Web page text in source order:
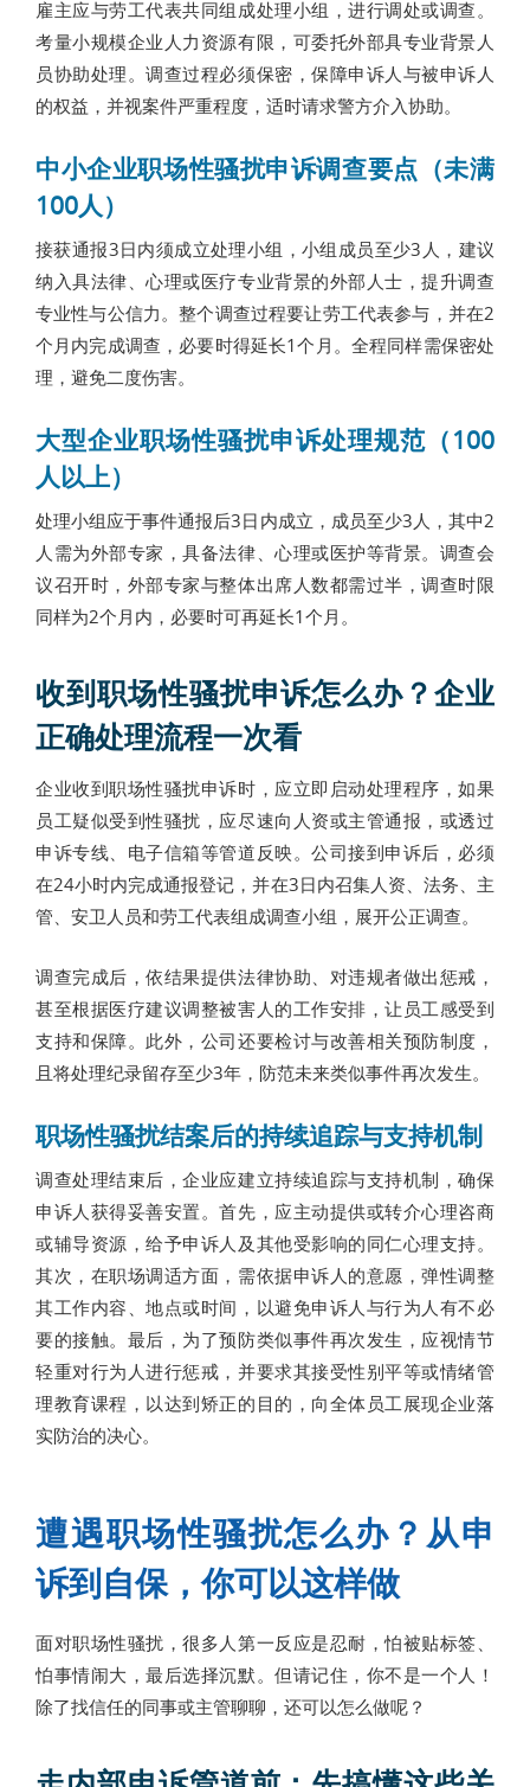
雇主应与劳工代表共同组成处理小组，进行调处或调查。
考量小规模企业人力资源有限，可委托外部具专业背景人
员协助处理。调查过程必须保密，保障申诉人与被申诉人
的权益，并视案件严重程度，适时请求警方介入协助。
中小企业职场性骚扰申诉调查要点（未满
100人）
接获通报3日内须成立处理小组，小组成员至少3人，建议
纳入具法律、心理或医疗专业背景的外部人士，提升调查
专业性与公信力。整个调查过程要让劳工代表参与，并在2
个月内完成调查，必要时得延长1个月。全程同样需保密处
理，避免二度伤害。
大型企业职场性骚扰申诉处理规范（100
人以上）
处理小组应于事件通报后3日内成立，成员至少3人，其中2
人需为外部专家，具备法律、心理或医护等背景。调查会
议召开时，外部专家与整体出席人数都需过半，调查时限
同样为2个月内，必要时可再延长1个月。
收到职场性骚扰申诉怎么办？企业
正确处理流程一次看
企业收到职场性骚扰申诉时，应立即启动处理程序，如果
员工疑似受到性骚扰，应尽速向人资或主管通报，或透过
申诉专线、电子信箱等管道反映。公司接到申诉后，必须
在24小时内完成通报登记，并在3日内召集人资、法务、主
管、安卫人员和劳工代表组成调查小组，展开公正调查。
调查完成后，依结果提供法律协助、对违规者做出惩戒，
甚至根据医疗建议调整被害人的工作安排，让员工感受到
支持和保障。此外，公司还要检讨与改善相关预防制度，
且将处理纪录留存至少3年，防范未来类似事件再次发生。
职场性骚扰结案后的持续追踪与支持机制
调查处理结束后，企业应建立持续追踪与支持机制，确保
申诉人获得妥善安置。首先，应主动提供或转介心理咨商
或辅导资源，给予申诉人及其他受影响的同仁心理支持。
其次，在职场调适方面，需依据申诉人的意愿，弹性调整
其工作内容、地点或时间，以避免申诉人与行为人有不必
要的接触。最后，为了预防类似事件再次发生，应视情节
轻重对行为人进行惩戒，并要求其接受性别平等或情绪管
理教育课程，以达到矫正的目的，向全体员工展现企业落
实防治的决心。
遭遇职场性骚扰怎么办？从申
诉到自保，你可以这样做
面对职场性骚扰，很多人第一反应是忍耐，怕被贴标签、
怕事情闹大，最后选择沉默。但请记住，你不是一个人！
除了找信任的同事或主管聊聊，还可以怎么做呢？